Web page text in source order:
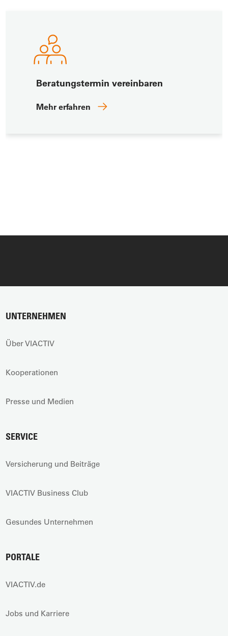
Beratungstermin vereinbaren
Mehr erfahren
UNTERNEHMEN
Über VIACTIV
Kooperationen
Presse und Medien
SERVICE
Versicherung und Beiträge
VIACTIV Business Club
Gesundes Unternehmen
PORTALE
VIACTIV.de
Jobs und Karriere